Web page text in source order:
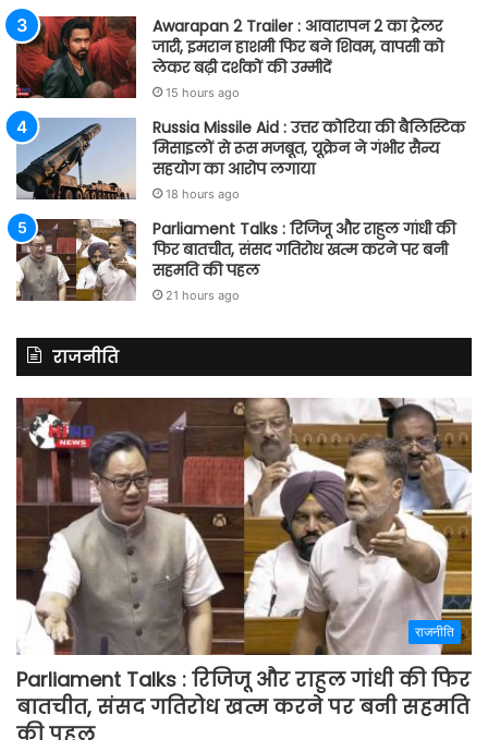
Awarapan 2 Trailer : आवारापन 2 का ट्रेलर
जारी, इमरान हाशमी फिर बने शिवम, वापसी को
लेकर बढ़ी दर्शकों की उम्मीदें
15 hours ago
Russia Missile Aid : उत्तर कोरिया की बैलिस्टिक
मिसाइलों से रूस मजबूत, यूक्रेन ने गंभीर सैन्य
सहयोग का आरोप लगाया
18 hours ago
Parliament Talks : रिजिजू और राहुल गांधी की
फिर बातचीत, संसद गतिरोध खत्म करने पर बनी
सहमति की पहल
21 hours ago
राजनीति
राजनीति
Parliament Talks : रिजिजू और राहुल गांधी की फिर
बातचीत, संसद गतिरोध खत्म करने पर बनी सहमति
की पहल